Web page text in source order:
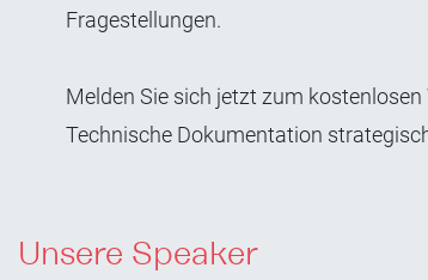
Fragestellungen.
Melden Sie sich jetzt zum
Technische Dokumentation
Unsere Speaker